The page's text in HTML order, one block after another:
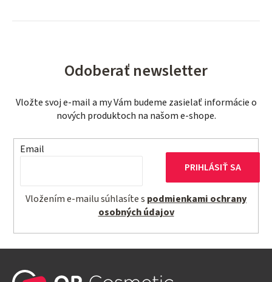
Odoberať newsletter
Vložte svoj e-mail a my Vám budeme zasielať informácie o
nových produktoch na našom e-shope.
Email
Vložením e-mailu súhlasíte s podmienkami ochrany
osobných údajov
PRIHLÁSIŤ SA